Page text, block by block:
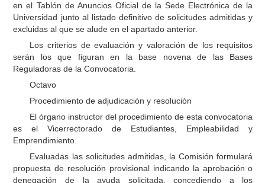
en el Tablón de Anuncios Oficial de la Sede Electrónica de la
Universidad junto al listado definitivo de solicitudes admitidas y
excluidas al que se alude en el apartado anterior.
Los criterios de evaluación y valoración de los requisitos
serán los que figuran en la base novena de las Bases
Reguladoras de la Convocatoria.
Octavo
Procedimiento de adjudicación y resolución
El órgano instructor del procedimiento de esta convocatoria
es el Vicerrectorado de Estudiantes, Empleabilidad y
Emprendimiento.
Evaluadas las solicitudes admitidas, la Comisión formulará
propuesta de resolución provisional indicando la aprobación o
denegación de la ayuda solicitada, concediendo a los